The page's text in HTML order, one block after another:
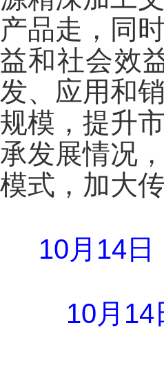
产品走，同
益和社会效
发、应用和
规模，提升
承发展情况
模式，加大
10月14
10月